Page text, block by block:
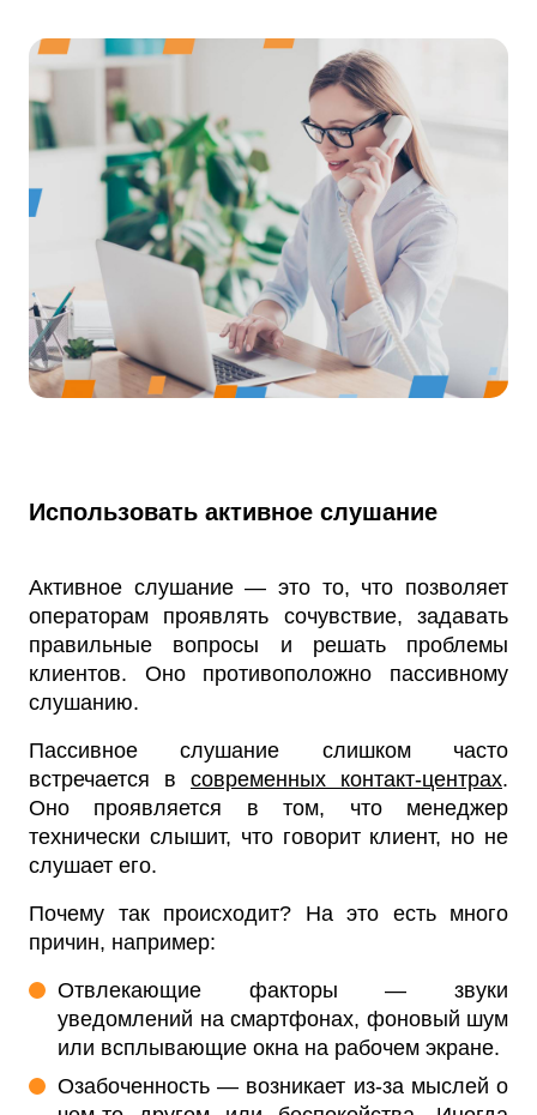
Использовать активное слушание
Активное слушание — это то, что позволяет
операторам проявлять сочувствие, задавать
правильные вопросы и решать проблемы
клиентов. Оно противоположно пассивному
слушанию.
Пассивное слушание слишком часто
встречается в современных контакт-центрах.
Оно проявляется в том, что менеджер
технически слышит, что говорит клиент, но не
слушает его.
Почему так происходит? На это есть много
причин, например:
Отвлекающие факторы — звуки
уведомлений на смартфонах, фоновый шум
или всплывающие окна на рабочем экране.
Озабоченность — возникает из-за мыслей о